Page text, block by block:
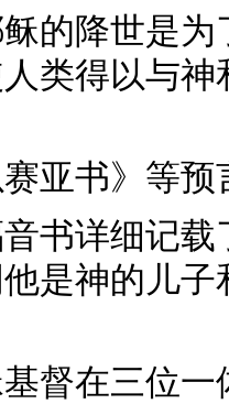
的降世是
类得以与神
赛亚书》等
书详细记
是神的儿子
督在三位